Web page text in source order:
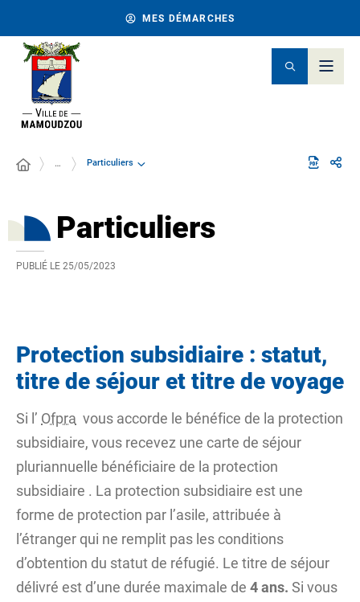
MES DÉMARCHES
… Particuliers
Particuliers
PUBLIÉ LE 25/05/2023
Protection subsidiaire : statut,
titre de séjour et titre de voyage
Si l’ Ofpra vous accorde le bénéfice de la protection
subsidiaire, vous recevez une carte de séjour
pluriannuelle bénéficiaire de la protection
subsidiaire . La protection subsidiaire est une
forme de protection par l’asile, attribuée à
l’étranger qui ne remplit pas les conditions
d’obtention du statut de réfugié. Le titre de séjour
délivré est d’une durée maximale de 4 ans. Si vous